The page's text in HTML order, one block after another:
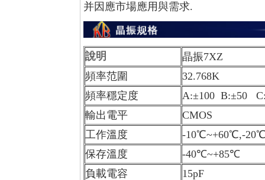
并因應市場應用與需求.
說明
晶振7XZ
頻率范圍
32.768K
頻率穩定度
A:±100 B:±50
輸出電平
CMOS
工作溫度
-10℃~+60℃,-
保存溫度
-40℃~+85℃
負載電容
15pF